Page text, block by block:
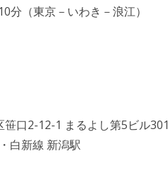
（東京－いわき－浪江）
口2-12-1 まるよし第5ビル301
白新線 新潟駅